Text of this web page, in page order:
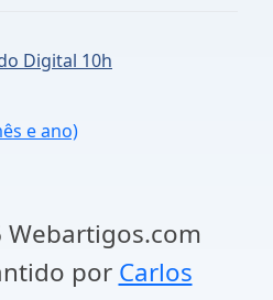
Digital 10h
e ano)
por Carlos